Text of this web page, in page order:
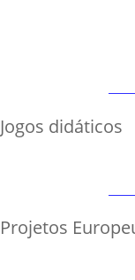
Jogos didáticos
Projetos